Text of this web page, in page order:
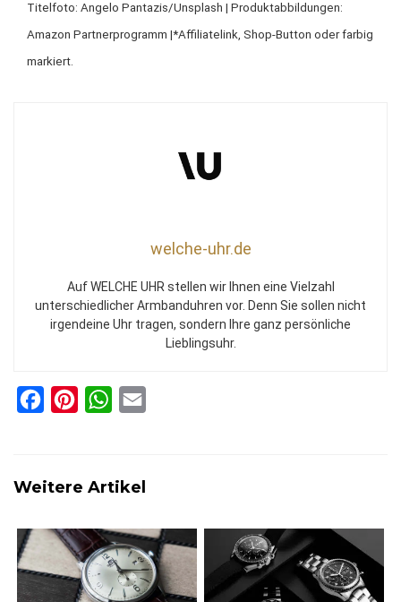
Titelfoto: Angelo Pantazis/Unsplash | Produktabbildungen:
Amazon Partnerprogramm |*Affiliatelink, Shop-Button oder farbig
markiert.
welche-uhr.de
Auf WELCHE UHR stellen wir Ihnen eine Vielzahl
unterschiedlicher Armbanduhren vor. Denn Sie sollen nicht
irgendeine Uhr tragen, sondern Ihre ganz persönliche
Lieblingsuhr.
e
o
t
r
e
s
W
t
A
p
p
Weitere Artikel